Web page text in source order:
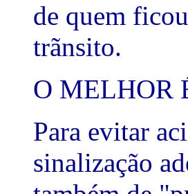
de quem
trãnsito.
O MELHOR
Para evitar
sinalização